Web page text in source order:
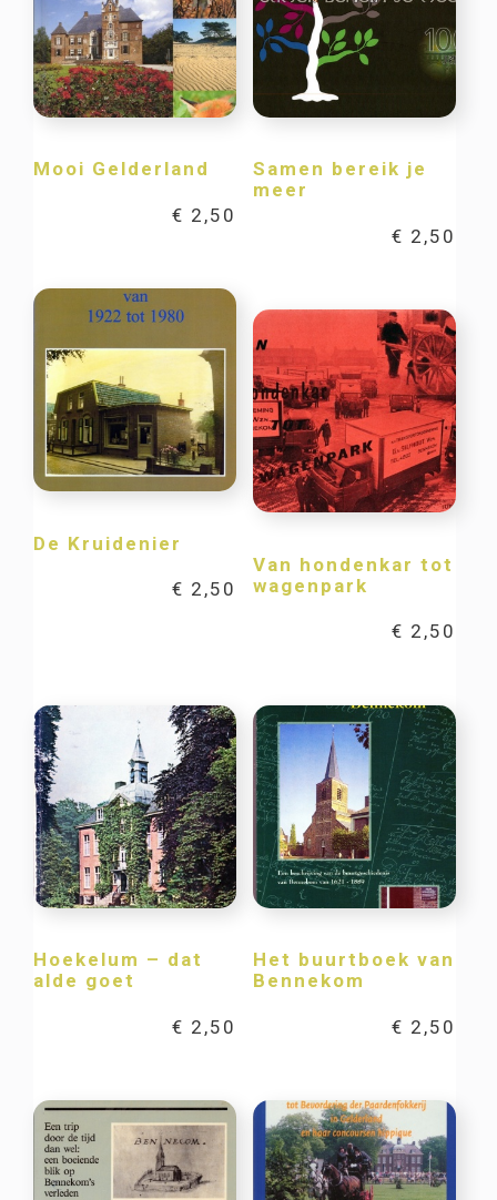
Mooi Gelderland
€ 2,50
Samen bereik je
meer
€ 2,50
De Kruidenier
€ 2,50
Van hondenkar tot
wagenpark
€ 2,50
Hoekelum – dat
alde goet
€ 2,50
Het buurtboek van
Bennekom
€ 2,50